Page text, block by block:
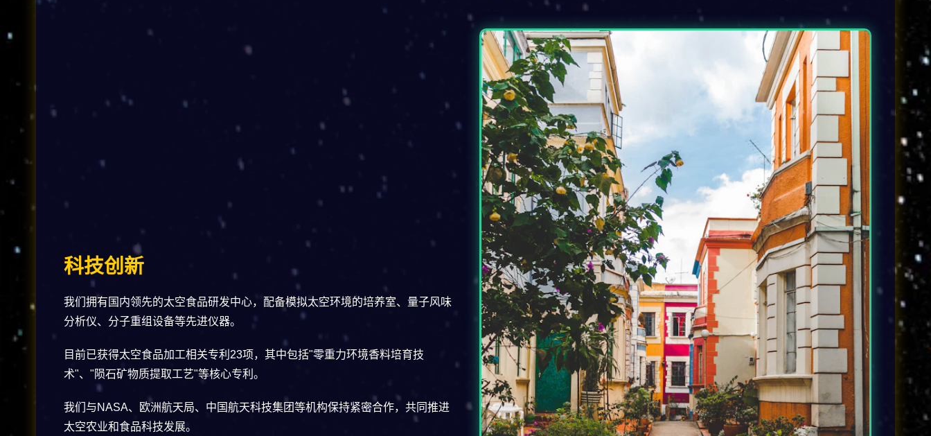
科技创新
我们拥有国内领先的太空食品研发中心，配备模拟太空环境的培养室、量子风味
分析仪、分子重组设备等先进仪器。
目前已获得太空食品加工相关专利23项，其中包括"零重力环境香料培育技
术"、"陨石矿物质提取工艺"等核心专利。
我们与NASA、欧洲航天局、中国航天科技集团等机构保持紧密合作，共同推进
太空农业和食品科技发展。